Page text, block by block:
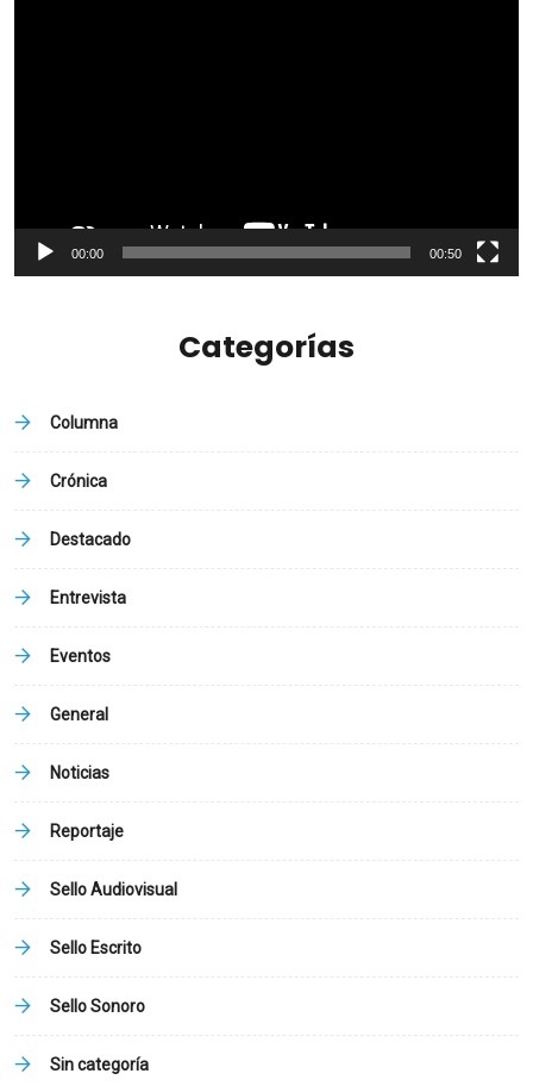
00:00 00:50
Categorías
Columna
Crónica
Destacado
Entrevista
Eventos
General
Noticias
Reportaje
Sello Audiovisual
Sello Escrito
Sello Sonoro
Sin categoría